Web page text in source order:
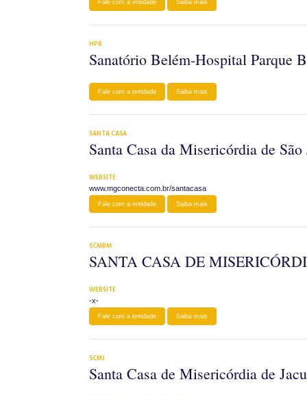
Fale com a entidade Saiba mais
HPB
Sanatório Belém-Hospital Parque
Fale com a entidade Saiba mais
SANTA CASA
Santa Casa da Misericórdia de
WEBSITE
www.mgconecta.com.br/santacasa
Fale com a entidade Saiba mais
SCMBM
SANTA CASA DE
WEBSITE
-x-
Fale com a entidade Saiba mais
SCMJ
Santa Casa de Misericórdia de